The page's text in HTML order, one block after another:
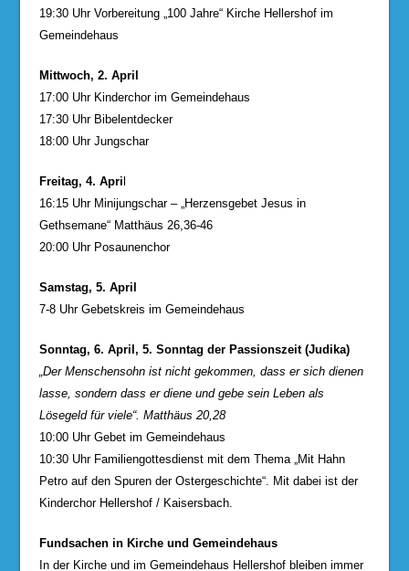
19:30 Uhr Vorbereitung „100 Jahre“ Kirche Hellershof im
Gemeindehaus
Mittwoch, 2. April
17:00 Uhr Kinderchor im Gemeindehaus
17:30 Uhr Bibelentdecker
18:00 Uhr Jungschar
Freitag, 4. Apri
16:15 Uhr Minijungschar – „Herzensgebet Jesus in
Gethsemane“ Matthäus 26,36-46
20:00 Uhr Posaunenchor
Samstag, 5. April
7-8 Uhr Gebetskreis im Gemeindehaus
Sonntag, 6. April, 5. Sonntag der Passionszeit (Judika)
„Der Menschensohn ist nicht gekommen, dass er sich dienen
lasse, sondern dass er diene und gebe sein Leben als
Lösegeld für viele“. Matthäus 20,28
10:00 Uhr Gebet im Gemeindehaus
10:30 Uhr Familiengottesdienst mit dem Thema „Mit Hahn
Petro auf den Spuren der Ostergeschichte“. Mit dabei ist der
Kinderchor Hellershof / Kaisersbach.
Fundsachen in Kirche und Gemeindehaus
In der Kirche und im Gemeindehaus Hellershof bleiben immer